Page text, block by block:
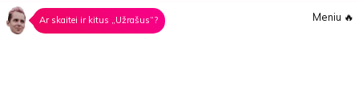
Ar skaitei ir kitus „Užrašus“? Meniu 🔥